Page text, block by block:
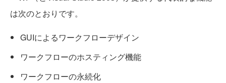
は次のとおりです。
GUIによるワークフローデザイン
ワークフローのホスティング機能
ワークフローの永続化